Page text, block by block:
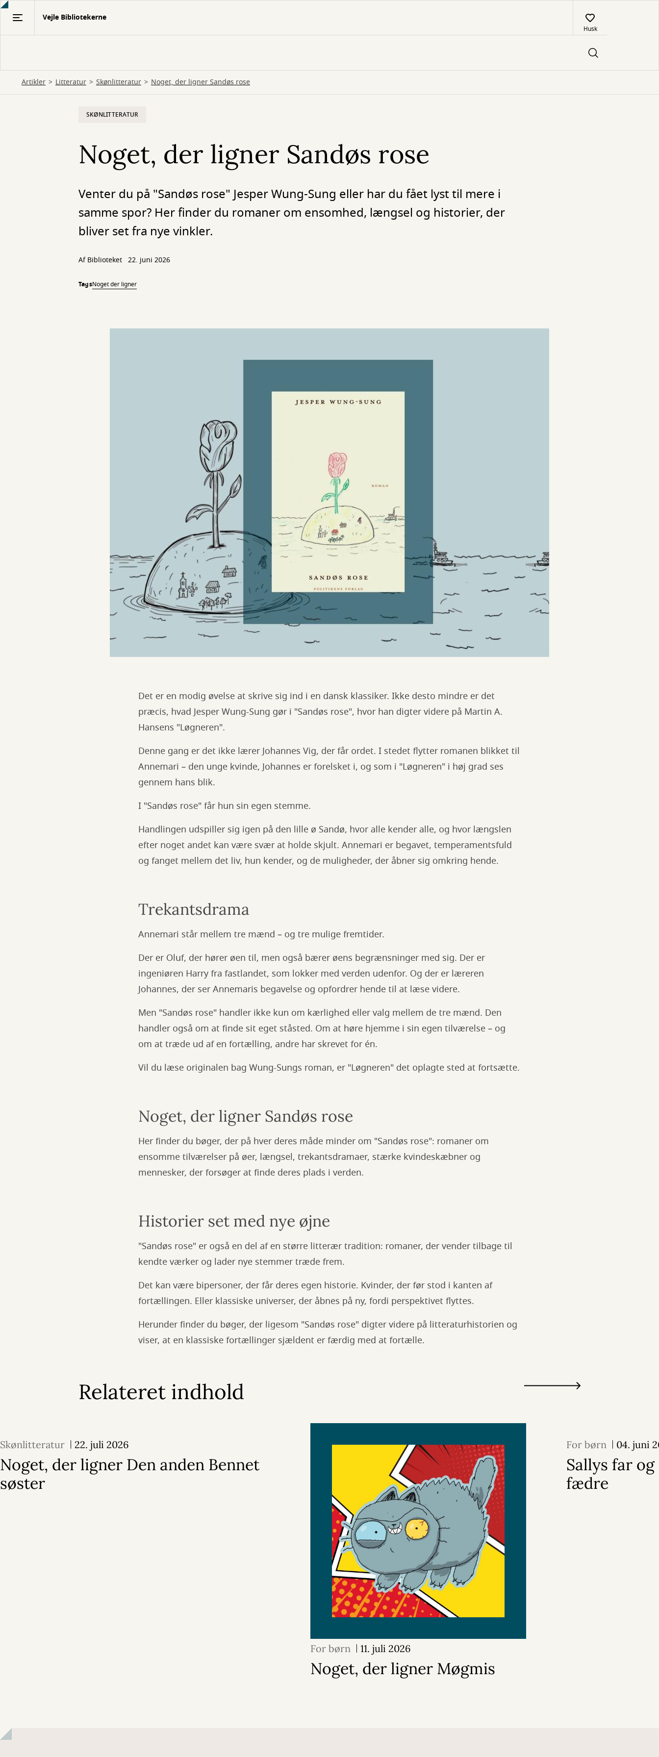
Gå
Vejle Bibliotekerne
Husk
Artikler Litteratur Skønlitteratur Noget, der ligner Sandøs rose
SKØNLITTERATUR
Noget, der ligner Sandøs rose
Venter du på "Sandøs rose" Jesper Wung-Sung eller har du fået lyst til mere i
samme spor? Her finder du romaner om ensomhed, længsel og historier, der
bliver set fra nye vinkler.
Af Biblioteket 22. juni 2026
TagsNoget der ligner
Det er en modig øvelse at skrive sig ind i en dansk klassiker. Ikke desto mindre er det
præcis, hvad Jesper Wung-Sung gør i "Sandøs rose", hvor han digter videre på Martin A.
Hansens "Løgneren".
Denne gang er det ikke lærer Johannes Vig, der får ordet. I stedet flytter romanen blikket til
Annemari – den unge kvinde, Johannes er forelsket i, og som i "Løgneren" i høj grad ses
gennem hans blik.
I "Sandøs rose" får hun sin egen stemme.
Handlingen udspiller sig igen på den lille ø Sandø, hvor alle kender alle, og hvor længslen
efter noget andet kan være svær at holde skjult. Annemari er begavet, temperamentsfuld
og fanget mellem det liv, hun kender, og de muligheder, der åbner sig omkring hende.
Trekantsdrama
Annemari står mellem tre mænd – og tre mulige fremtider.
Der er Oluf, der hører øen til, men også bærer øens begrænsninger med sig. Der er
ingeniøren Harry fra fastlandet, som lokker med verden udenfor. Og der er læreren
Johannes, der ser Annemaris begavelse og opfordrer hende til at læse videre.
Men "Sandøs rose" handler ikke kun om kærlighed eller valg mellem de tre mænd. Den
handler også om at finde sit eget ståsted. Om at høre hjemme i sin egen tilværelse – og
om at træde ud af en fortælling, andre har skrevet for én.
Vil du læse originalen bag Wung-Sungs roman, er "Løgneren" det oplagte sted at fortsætte.
Noget, der ligner Sandøs rose
Her finder du bøger, der på hver deres måde minder om "Sandøs rose": romaner om
ensomme tilværelser på øer, længsel, trekantsdramaer, stærke kvindeskæbner og
mennesker, der forsøger at finde deres plads i verden.
Historier set med nye øjne
"Sandøs rose" er også en del af en større litterær tradition: romaner, der vender tilbage til
kendte værker og lader nye stemmer træde frem.
Det kan være bipersoner, der får deres egen historie. Kvinder, der før stod i kanten af
fortællingen. Eller klassiske universer, der åbnes på ny, fordi perspektivet flyttes.
Herunder finder du bøger, der ligesom "Sandøs rose" digter videre på litteraturhistorien og
viser, at en klassiske fortællinger sjældent er færdig med at fortælle.
Relateret indhold
Skønlitteratur 22. juli 2026
Noget, der ligner Den anden Bennet
søster
For børn 11. juli 2026
Noget, der ligner Møgmis
For børn 04. juni
Sallys far
fædre